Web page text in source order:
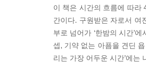
이 책은 시간의 흐름에 따라
간이다. 구원받은 자로서 여
부로 넘어가 ‘한밤의 시간’
셉, 기약 없는 아픔을 견딘
리는 가장 어두운 시간’에